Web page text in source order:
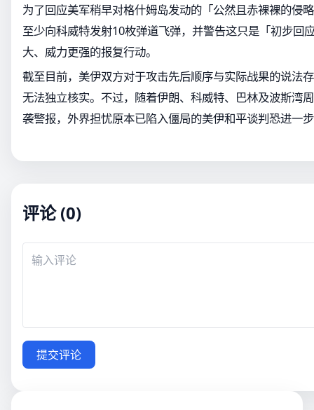
为了回应美军稍早对格什姆岛发动的「公然且赤裸裸的侵
至少向科威特发射10枚弹道飞弹，并警告这只是「初步回
大、威力更强的报复行动。
截至目前，美伊双方对于攻击先后顺序与实际战果的说法
无法独立核实。不过，随着伊朗、科威特、巴林及波斯湾
袭警报，外界担忧原本已陷入僵局的美伊和平谈判恐进一
评论 (0)
提交评论